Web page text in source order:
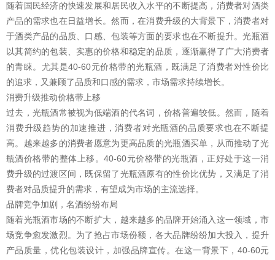
随着国民经济的快速发展和居民收入水平的不断提高，消费者对酒类
产品的需求也在日益增长。然而，在消费升级的大背景下，消费者对
于酒类产品的品质、口感、包装等方面的要求也在不断提升。光瓶酒
以其简约的包装、实惠的价格和稳定的品质，逐渐赢得了广大消费者
的青睐。尤其是40-60元价格带的光瓶酒，既满足了消费者对性价比
的追求，又兼顾了品质和口感的需求，市场需求持续增长。
消费升级推动价格带上移
过去，光瓶酒常被视为低端酒的代名词，价格普遍较低。然而，随着
消费升级趋势的加速推进，消费者对光瓶酒的品质要求也在不断提
高。越来越多的消费者愿意为更高品质的光瓶酒买单，从而推动了光
瓶酒价格带的整体上移。40-60元价格带的光瓶酒，正好处于这一消
费升级的过渡区间，既保留了光瓶酒原有的性价比优势，又满足了消
费者对品质提升的需求，有望成为市场的主流选择。
品牌竞争加剧，名酒纷纷布局
随着光瓶酒市场的不断扩大，越来越多的品牌开始涌入这一领域，市
场竞争愈发激烈。为了抢占市场份额，各大品牌纷纷加大投入，提升
产品质量，优化包装设计，加强品牌宣传。在这一背景下，40-60元